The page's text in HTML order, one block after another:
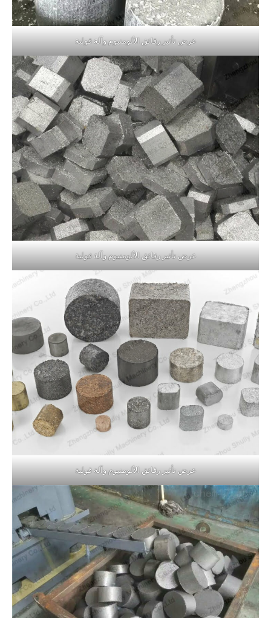
عرض تأثير رقائق الألومنيوم وآلة قولبة
عرض تأثير رقائق الألومنيوم وآلة قولبة
عرض تأثير رقائق الألومنيوم وآلة قولبة